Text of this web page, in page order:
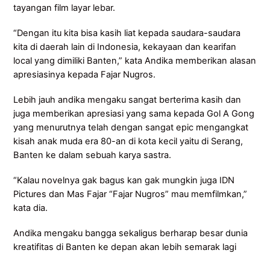
tayangan film layar lebar.
“Dengan itu kita bisa kasih liat kepada saudara-saudara
kita di daerah lain di Indonesia, kekayaan dan kearifan
local yang dimiliki Banten,” kata Andika memberikan alasan
apresiasinya kepada Fajar Nugros.
Lebih jauh andika mengaku sangat berterima kasih dan
juga memberikan apresiasi yang sama kepada Gol A Gong
yang menurutnya telah dengan sangat epic mengangkat
kisah anak muda era 80-an di kota kecil yaitu di Serang,
Banten ke dalam sebuah karya sastra.
“Kalau novelnya gak bagus kan gak mungkin juga IDN
Pictures dan Mas Fajar “Fajar Nugros” mau memfilmkan,”
kata dia.
Andika mengaku bangga sekaligus berharap besar dunia
kreatifitas di Banten ke depan akan lebih semarak lagi